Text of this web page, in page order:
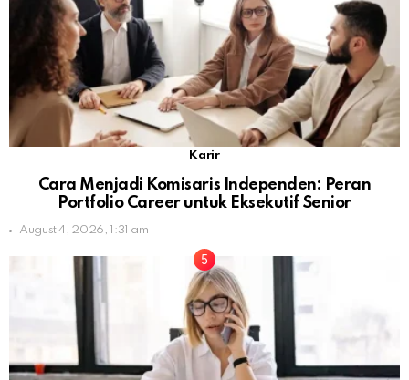
Karir
Cara Menjadi Komisaris Independen: Peran
Portfolio Career untuk Eksekutif Senior
August 4, 2026, 1:31 am